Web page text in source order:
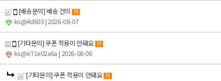
[배송문의] 배송 건의 N
ks@4d603| 2026-08-07
[기타문의] 쿠폰 적용이 안돼요 N
ks@e71e02a6a | 2026-08-06
[기타문의] 쿠폰 적용이 안돼요 N